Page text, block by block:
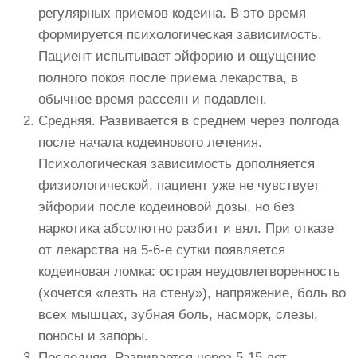
регулярных приемов кодеина. В это время
формируется психологическая зависимость.
Пациент испытывает эйфорию и ощущение
полного покоя после приема лекарства, в
обычное время рассеян и подавлен.
Средняя. Развивается в среднем через полгода
после начала кодеинового лечения.
Психологическая зависимость дополняется
физиологической, пациент уже не чувствует
эйфории после кодеиновой дозы, но без
наркотика абсолютно разбит и вял. При отказе
от лекарства на 5-6-е сутки появляется
кодеиновая ломка: острая неудовлетворенность
(хочется «лезть на стену»), напряжение, боль во
всех мышцах, зубная боль, насморк, слезы,
поносы и запоры.